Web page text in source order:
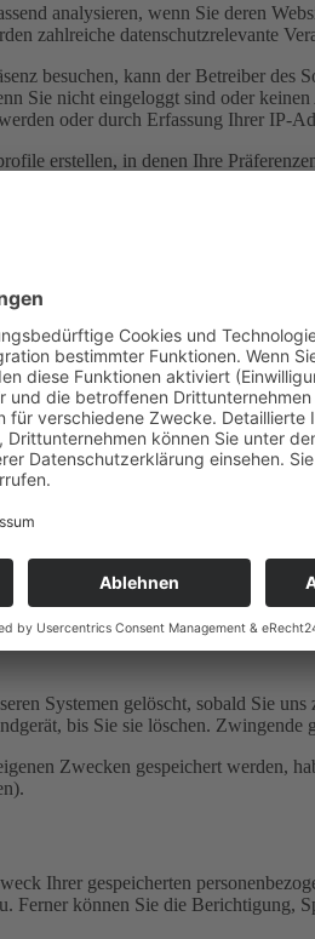
analysieren, wenn Sie deren
zahlreiche datenschutzrelevante
besuchen, kann der Betreiber des
Sie nicht eingeloggt sind oder
oder durch Erfassung Ihrer IP-
erstellen, in denen Ihre
Sie über einen Account beim
Portalen nachvollziehen
Nutzungsbedingungen und
Hierbei handelt es sich
die von den Betreibern
mit dem Betreiber der Social-
der Verarbeitung,
Portal-Betreibern nicht
Anbieters.
Systemen gelöscht, sobald Sie
bis Sie sie löschen.
Zwecken gespeichert werden,
Ihrer gespeicherten
Ferner können Sie die Berichtigung,